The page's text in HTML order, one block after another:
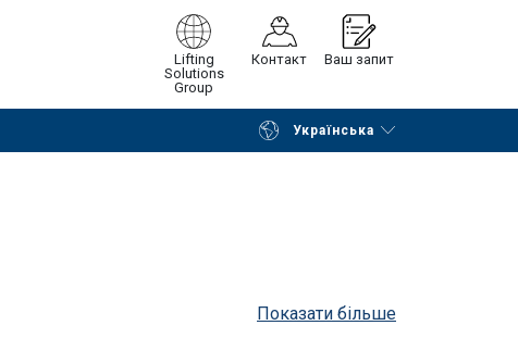
Lifting
Solutions
Group
Контакт Ваш запит
Українська
Continue Request quotation
Показати більше